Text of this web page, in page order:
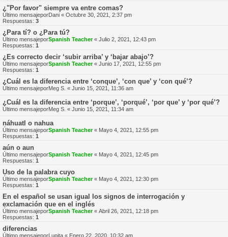
¿"Por favor" siempre va entre comas?
Último mensajeporDani « Octubre 30, 2021, 2:37 pm
Respuestas: 3
¿Para tí? o ¿Para tú?
Último mensajeporSpanish Teacher« Julio 2, 2021, 12:43 pm
Respuestas: 1
¿Es correcto decir ‘subir arriba’ y ‘bajar abajo’?
Último mensajeporSpanish Teacher« Junio 17, 2021, 12:55 pm
Respuestas: 1
¿Cuál es la diferencia entre ‘conque’, ‘con que’ y ‘con qué’?
Último mensajeporMeg S. « Junio 15, 2021, 11:36 am
¿Cuál es la diferencia entre ‘porque’, ‘porqué’, ‘por que’ y ‘por qué’?
Último mensajeporMeg S. « Junio 15, 2021, 11:34 am
náhuatl o nahua
Último mensajeporSpanish Teacher« Mayo 4, 2021, 12:55 pm
Respuestas: 1
aún o aun
Último mensajeporSpanish Teacher« Mayo 4, 2021, 12:45 pm
Respuestas: 1
Uso de la palabra cuyo
Último mensajeporSpanish Teacher« Mayo 4, 2021, 12:30 pm
Respuestas: 1
En el español se usan igual los signos de interrogación y
exclamación que en el inglés
Último mensajeporSpanish Teacher« Abril 26, 2021, 12:18 pm
Respuestas: 1
diferencias
Último mensajeporLupita « Enero 22, 2020, 10:32 am